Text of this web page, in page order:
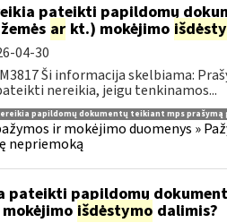
pateikti papildomų
arkt.) mokėjimo
04-30
Ši informacija skelbiama:
nereikia, jeigu tenkinamos...
papildomų dokumentų teikiant mps prašymą
ir mokėjimo duomenys »
nepriemoką
pateikti papildomų
išdėstymo dalimis?